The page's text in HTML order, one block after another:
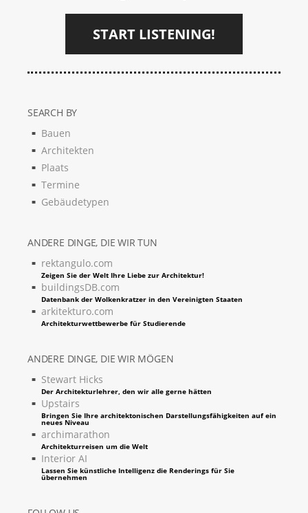
START LISTENING!
SEARCH BY
Bauen
Architekten
Plaats
Termine
Gebäudetypen
ANDERE DINGE, DIE WIR TUN
rektangulo.com
Zeigen Sie der Welt Ihre Liebe zur Architektur!
buildingsDB.com
Datenbank der Wolkenkratzer in den Vereinigten Staaten
arkitekturo.com
Architekturwettbewerbe für Studierende
ANDERE DINGE, DIE WIR MÖGEN
Stewart Hicks
Der Architekturlehrer, den wir alle gerne hätten
Upstairs
Bringen Sie Ihre architektonischen Darstellungsfähigkeiten auf ein
neues Niveau
archimarathon
Architekturreisen um die Welt
Interior AI
Lassen Sie künstliche Intelligenz die Renderings für Sie
übernehmen